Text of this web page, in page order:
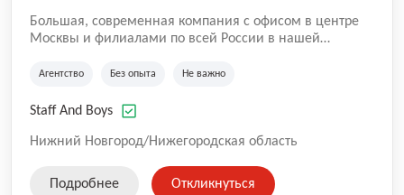
Большая, современная компания с офисом в центре
Москвы и филиалами по всей России в нашей
Аутстаффинг и Аутсорсинг персонала. В компании
вакансии, где не требуется опыт. Оставляйте заявку
Агентство Без опыта Не важно
Staff And Boys
Нижний Новгород/Нижегородская область
Подробнее Откликнуться